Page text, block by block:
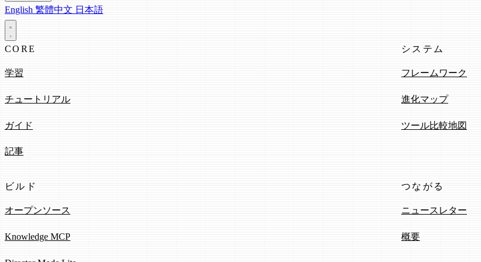
English 繁體中文 日本語
CORE
学習
チュートリアル
ガイド
記事
システム
フレームワーク
進化マップ
ツール比較地図
ビルド
オープンソース
Knowledge MCP
つながる
ニュースレター
概要